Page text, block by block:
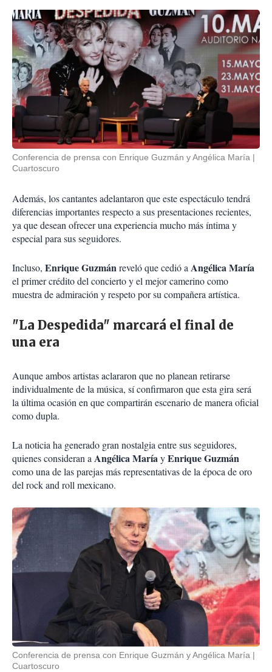
Conferencia de prensa con Enrique Guzmán y Angélica María
Cuartoscuro
Además, los cantantes adelantaron que este espectáculo tendrá
diferencias importantes respecto a sus presentaciones recientes,
ya que desean ofrecer una experiencia mucho más íntima y
especial para sus seguidores.
Incluso, Enrique Guzmánreveló que cedió aAngélica María
el primer crédito del concierto y el mejor camerino como
muestra de admiración y respeto por su compañera artística.
"La Despedida" marcará el final de
una era
Aunque ambos artistas aclararon que no planean retirarse
individualmente de la música, sí confirmaron que esta gira será
la última ocasión en que compartirán escenario de manera oficial
como dupla.
La noticia ha generado gran nostalgia entre sus seguidores,
quienes consideran aAngélica MaríayEnrique Guzmán
como una de las parejas más representativas de la época de oro
del rock and roll mexicano.
Conferencia de prensa con Enrique Guzmán y Angélica María
Cuartoscuro